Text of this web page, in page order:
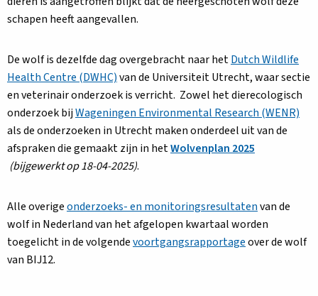
schapen heeft aangevallen.
De wolf is dezelfde dag overgebracht naar hetDutch Wildlife
Health Centre (DWHC)van de Universiteit Utrecht, waar sectie
en veterinair onderzoek is verricht. Zowel het dierecologisch
onderzoek bijWageningen Environmental Research (WENR)
als de onderzoeken in Utrecht maken onderdeel uit van de
afspraken die gemaakt zijn in hetWolvenplan 2025
in
een
nieuw
(bijgewerkt op 18-04-2025).
Alle overigeonderzoeks- en monitoringsresultatenvan de
wolf in Nederland van het afgelopen kwartaal worden
toegelicht in de volgendevoortgangsrapportageover de wolf
van BIJ12.